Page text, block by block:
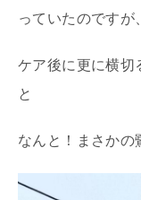
っていたのですが
ケア後に更に横切
と
なんと！まさかの